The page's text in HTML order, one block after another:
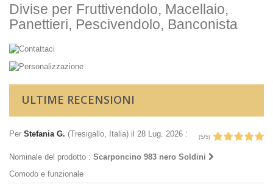
Divise per Fruttivendolo, Macellaio,
Panettieri, Pescivendolo, Banconista
ULTIME RECENSIONI
Per Stefania G. (Tresigallo, Italia) il 28 Lug. 2026 : (5/5)
Nominale del prodotto : Scarponcino 983 nero Soldini
Comodo e funzionale